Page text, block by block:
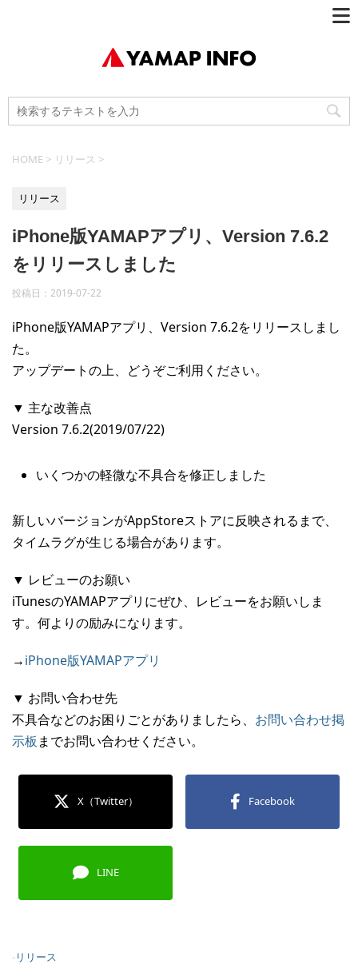
HOME > リリース >
リリース
iPhone版YAMAPアプリ、Version 7.6.2
をリリースしました
投稿日： 2019-07-22
iPhone版YAMAPアプリ、Version 7.6.2をリリースしまし
た。
アップデートの上、どうぞご利用ください。
▼ 主な改善点
Version 7.6.2(2019/07/22)
いくつかの軽微な不具合を修正しました
新しいバージョンがAppStoreストアに反映されるまで、
タイムラグが生じる場合があります。
▼ レビューのお願い
iTunesのYAMAPアプリにぜひ、レビューをお願いしま
す。何よりの励みになります。
→iPhone版YAMAPアプリ
▼ お問い合わせ先
不具合などのお困りごとがありましたら、 お問い合わせ掲
示板 までお問い合わせください。
X（Twitter） Facebook
LINE
-リリース